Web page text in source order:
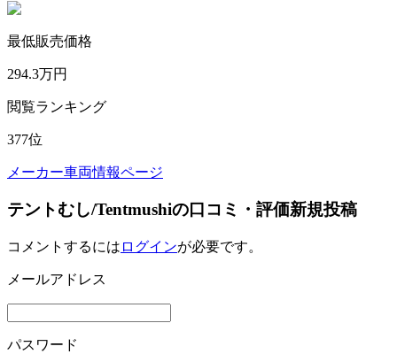
最低販売価格
294.3万円
閲覧ランキング
377位
メーカー車両情報ページ
テントむし/Tentmushiの口コミ・評価新規投稿
コメントするには ログインが必要です。
メールアドレス
パスワード